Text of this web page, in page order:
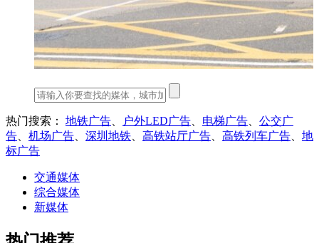
热门搜索： 地铁广告 户外LED广告 电梯广告
公交广
告
机场广告 深圳地铁 高铁站厅广告 高铁列车广告
地
标广告
交通媒体
综合媒体
新媒体